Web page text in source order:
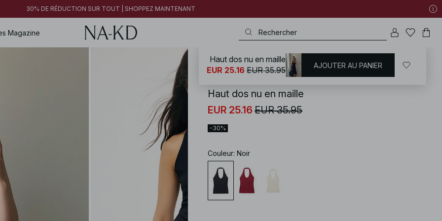
30% DE RÉDUCTION SUR TOUT | SHOPPEZ MAINTENANT
Magazine
NA-KD / T-shirts | Tops / Tops dos nu
Haut dos nu en maille
EUR 25.16 EUR 35.95
-30%
Couleur: Noir
Haut dos nu en maille
EUR 25.16 EUR 35.95 AJOUTER AU PANIER